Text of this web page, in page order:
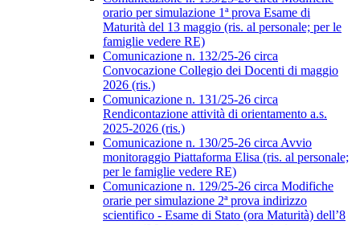
orario per simulazione 1ª prova Esame di
Maturità del 13 maggio (ris. al personale; per le
famiglie vedere RE)
Comunicazione n. 132/25-26 circa
Convocazione Collegio dei Docenti di maggio
2026 (ris.)
Comunicazione n. 131/25-26 circa
Rendicontazione attività di orientamento a.s.
2025-2026 (ris.)
Comunicazione n. 130/25-26 circa Avvio
monitoraggio Piattaforma Elisa (ris. al personale;
per le famiglie vedere RE)
Comunicazione n. 129/25-26 circa Modifiche
orarie per simulazione 2ª prova indirizzo
scientifico - Esame di Stato (ora Maturità) dell’8